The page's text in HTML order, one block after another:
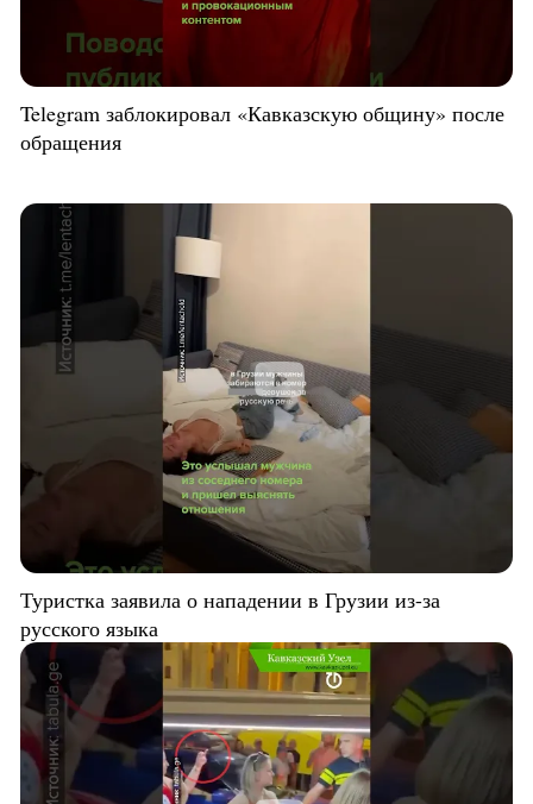
Telegram заблокировал «Кавказскую общину» после
обращения
Туристка заявила о нападении в Грузии из-за
русского языка